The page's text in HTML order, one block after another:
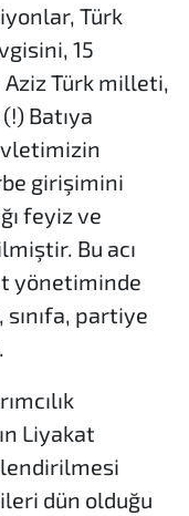
Türk
15
Aziz Türk milleti,
Batıya
girişimini
feyiz ve
Bu acı
yönetiminde
partiye
Liyakat
dün olduğu